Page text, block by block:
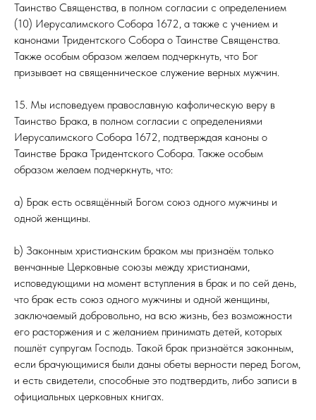
Таинство Священства, в полном согласии с определением
(10) Иерусалимского Собора 1672, а также с учением и
канонами Тридентского Собора о Таинстве Священства.
Также особым образом желаем подчеркнуть, что Бог
призывает на священническое служение верных мужчин.
15. Мы исповедуем православную кафолическую веру в
Таинство Брака, в полном согласии с определениями
Иерусалимского Собора 1672, подтверждая каноны о
Таинстве Брака Тридентского Собора. Также особым
образом желаем подчеркнуть, что:
а) Брак есть освящённый Богом союз одного мужчины и
одной женщины.
b) Законным христианским браком мы признаём только
венчанные Церковные союзы между христианами,
исповедующими на момент вступления в брак и по сей день,
что брак есть союз одного мужчины и одной женщины,
заключаемый добровольно, на всю жизнь, без возможности
его расторжения и с желанием принимать детей, которых
пошлёт супругам Господь. Такой брак признаётся законным,
если брачующимися были даны обеты верности перед Богом,
и есть свидетели, способные это подтвердить, либо записи в
официальных церковных книгах.